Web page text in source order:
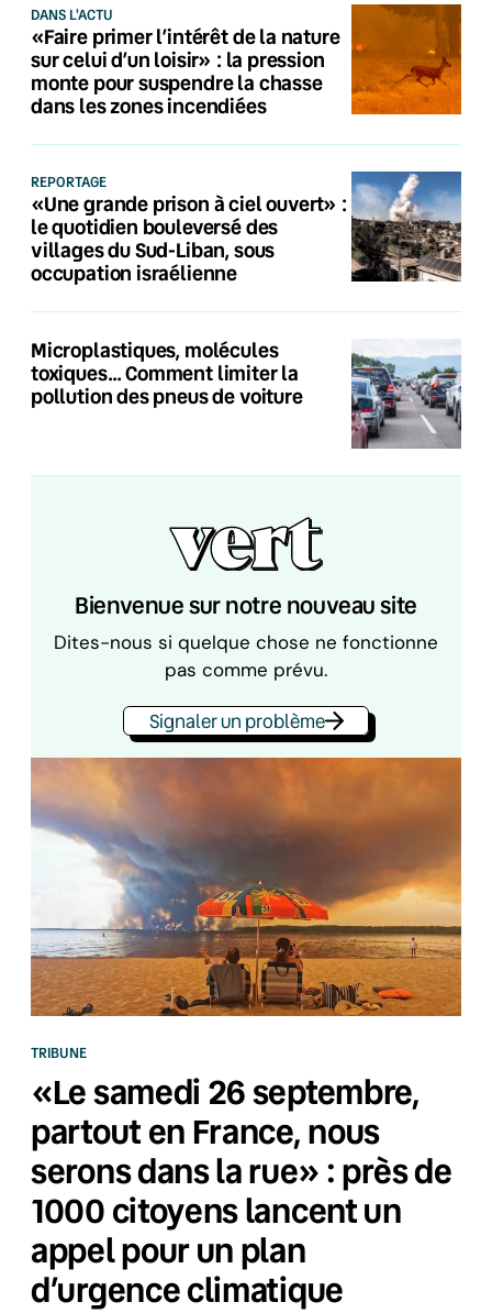
DANS L'ACTU
«Faire primer l’intérêt de la nature
sur celui d’un loisir» : la pression
monte pour suspendre la chasse
dans les zones incendiées
REPORTAGE
«Une grande prison à ciel ouvert» :
le quotidien bouleversé des
villages du Sud-Liban, sous
occupation israélienne
Microplastiques, molécules
toxiques… Comment limiter la
pollution des pneus de voiture
Bienvenue sur notre nouveau site
Dites-nous si quelque chose ne fonctionne
pas comme prévu.
Signaler un problème
TRIBUNE
«Le samedi 26 septembre,
partout en France, nous
serons dans la rue» : près de
1000 citoyens lancent un
appel pour un plan
d’urgence climatique